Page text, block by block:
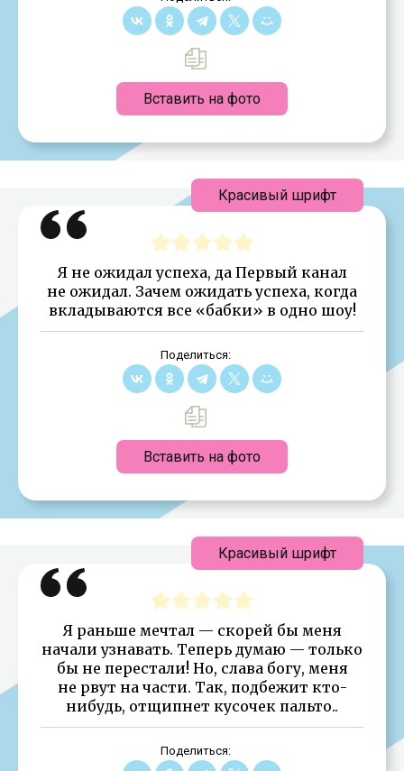
Вставить на фото
Я не ожидал успеха, да Первый канал
не ожидал. Зачем ожидать успеха, когда
вкладываются все «бабки» в одно шоу!
Поделиться:
Вставить на фото
Красивый шрифт
Я раньше мечтал — скорей бы меня
начали узнавать. Теперь думаю — только
бы не перестали! Но, слава богу, меня
не рвут на части. Так, подбежит кто-
нибудь, отщипнет кусочек пальто..
Поделиться:
Красивый шрифт